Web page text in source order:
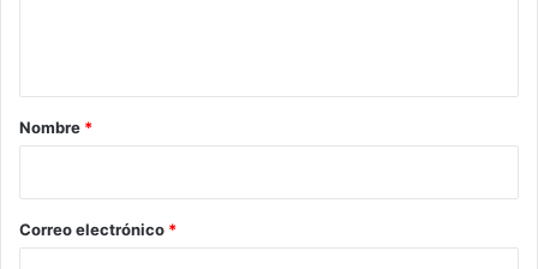
r
*
Nombre *
Correo electrónico *